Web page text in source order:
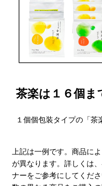
茶楽は１６個ま
１個個包装タイプの「茶
上記は一例です。商品に
が異なります。詳しくは
ナーをご参考にしてくだ